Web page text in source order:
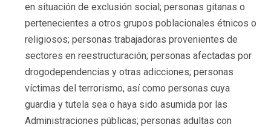
en situación de exclusión social; personas gitanas o
pertenecientes a otros grupos poblacionales étnicos o
religiosos; personas trabajadoras provenientes de
sectores en reestructuración; personas afectadas por
drogodependencias y otras adicciones; personas
víctimas del terrorismo, así como personas cuya
guardia y tutela sea o haya sido asumida por las
Administraciones públicas; personas adultas con